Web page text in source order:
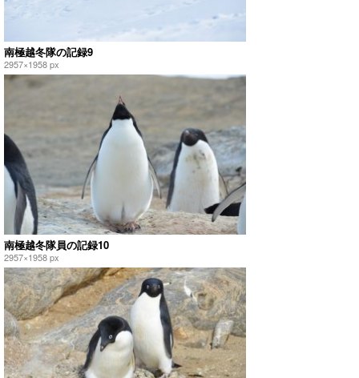
南極越冬隊の記録9
2957×1958 px
南極越冬隊員の記録10
2957×1958 px